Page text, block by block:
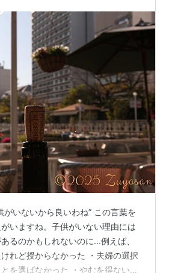
がいないから良いわね” この言葉を
いますね。子供がいない理由には
るのかもしれないのに...例えば、
けれど授からなかった ・夫婦の選択
を選ばなかった ・やむを得ない事